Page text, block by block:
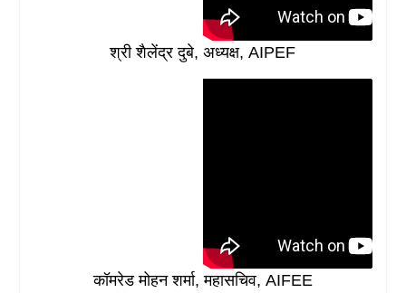
श्री शैलेंद्र दुबे, अध्यक्ष, AIPEF
कॉमरेड मोहन शर्मा, महासचिव, AIFEE